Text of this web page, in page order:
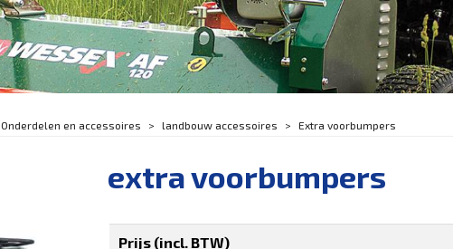
Onderdelen en accessoires landbouw accessoires Extra voorbumpers
extra voorbumpers
Prijs (incl. BTW)